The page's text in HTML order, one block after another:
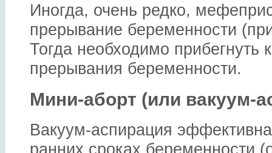
Иногда, очень редко,
прерывание беременности
Тогда необходимо прибегнуть
прерывания беременности.
Мини-аборт (или вакуум-
Вакуум-аспирация